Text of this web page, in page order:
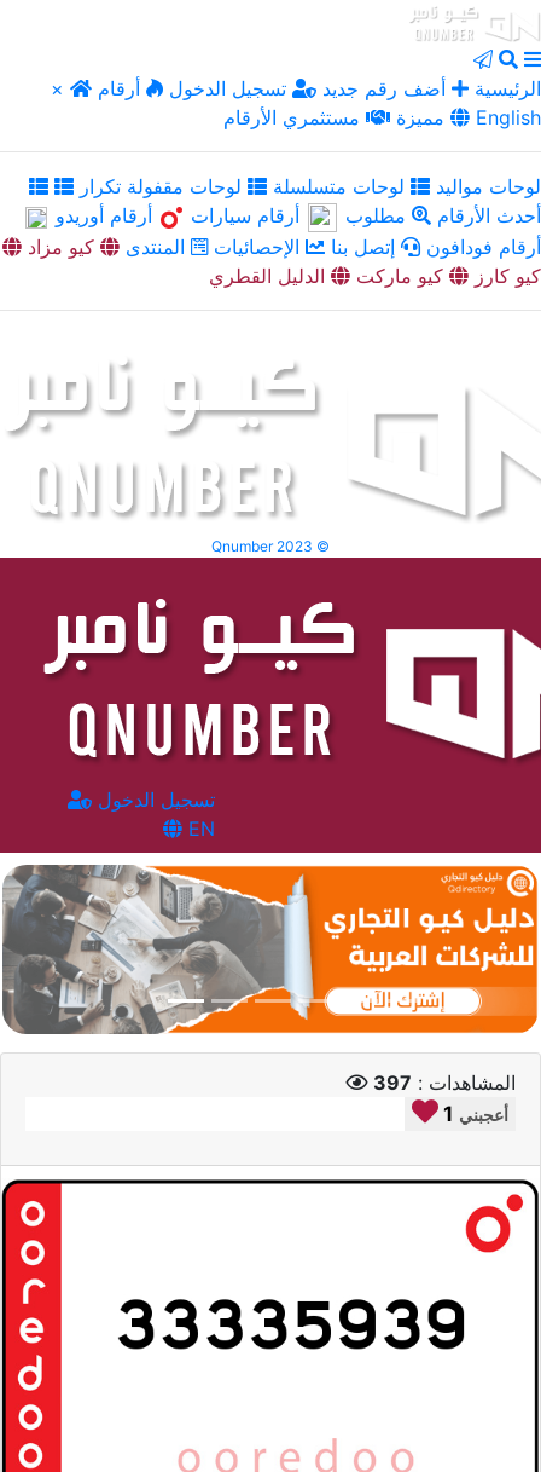
× الرئيسية أضف رقم جديد تسجيل الدخول
أرقام
مميزة
مستثمري الأرقام English
لوحات مواليد لوحات متسلسلة
لوحات مقفولة تكرار
أحدث الأرقام
مطلوب أرقام سيارات
أرقام أوريدو
أرقام فودافون
إتصل بنا الإحصائيات المنتدى
كيو مزاد
كيو كارز
كيو ماركت الدليل القطري
Qnumber 2023 ©
تسجيل الدخول
EN
المشاهدات : 397
1 أعجبني